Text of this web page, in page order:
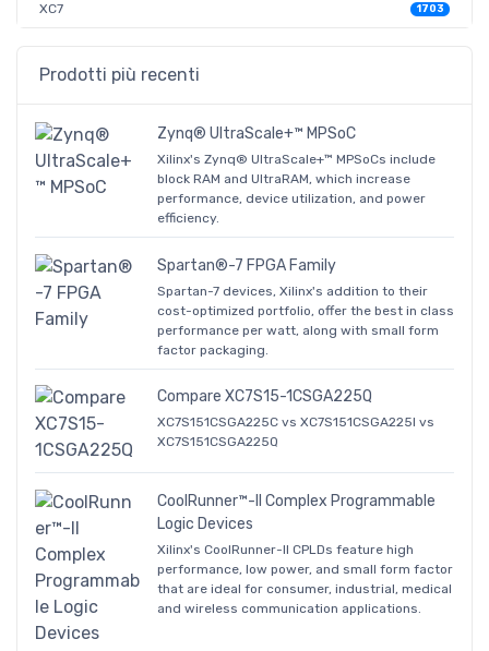
XC7 1703
Prodotti più recenti
Zynq® UltraScale+™ MPSoC
Xilinx's Zynq® UltraScale+™ MPSoCs include
block RAM and UltraRAM, which increase
performance, device utilization, and power
efficiency.
Spartan®-7 FPGA Family
Spartan-7 devices, Xilinx's addition to their
cost-optimized portfolio, offer the best in class
performance per watt, along with small form
factor packaging.
Compare XC7S15-1CSGA225Q
XC7S151CSGA225C vs XC7S151CSGA225I vs
XC7S151CSGA225Q
CoolRunner™-II Complex Programmable
Logic Devices
Xilinx's CoolRunner-II CPLDs feature high
performance, low power, and small form factor
that are ideal for consumer, industrial, medical
and wireless communication applications.